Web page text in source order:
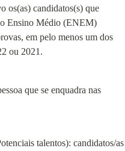
os(as) candidatos(s) que
Ensino Médio (ENEM)
em pelo menos um dos
ou 2021.
que se enquadra nas
talentos): candidatos/as